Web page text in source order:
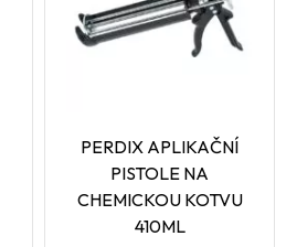
PERDIX APLIKAČNÍ
PISTOLE NA
CHEMICKOU KOTVU
410ML